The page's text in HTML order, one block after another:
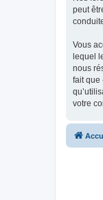
peut
Vous
lequel
nous
fait que
votre